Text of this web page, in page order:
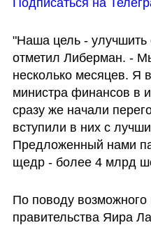
Подписаться на
"Наша цель - улучшить
отметил Либерман. -
несколько месяцев. Я
министра финансов в
сразу же начали
вступили в них с
Предложенный нами
щедр - более 4 млрд
По поводу
правительства Яира